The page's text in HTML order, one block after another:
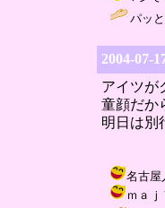
パッ
2004-07-
アイツが
童顔だか
明日は別
名古屋
ｍａ